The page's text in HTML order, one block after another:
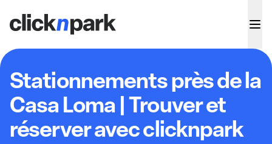
Stationnements près de la
Casa Loma | Trouver et
réserver avec clicknpark